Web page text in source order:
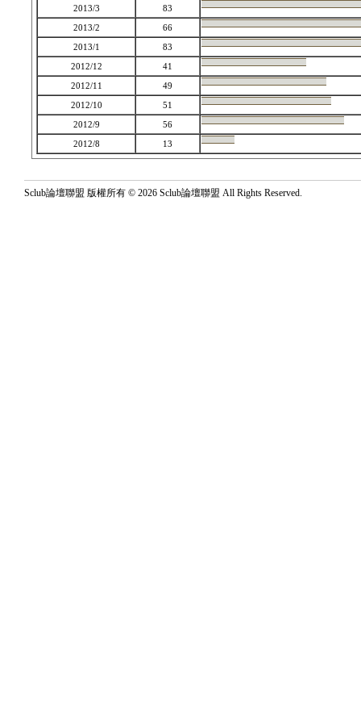
2013/3
83
2013/2
66
2013/1
83
2012/12
41
2012/11
49
2012/10
51
2012/9
56
2012/8
13
Sclub論壇聯盟 版權所有 © 2026 Sclub論壇聯盟 All Rights Reserved.